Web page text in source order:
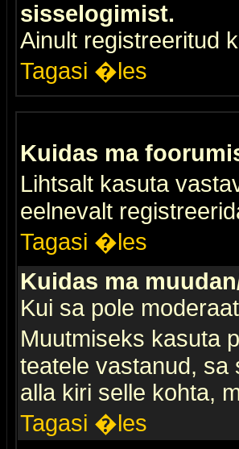
sisselogimist.
Ainult registreeritud
Tagasi �les
Kuidas ma
Lihtsalt kasuta
eelnevalt
Tagasi �les
Kuidas ma
Kui sa pole
Muutmiseks kasuta
teatele vastanud, sa
alla kiri selle kohta,
Tagasi �les